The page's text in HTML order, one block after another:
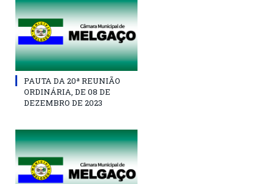
PAUTA DA 20ª REUNIÃO
ORDINÁRIA, DE 08 DE
DEZEMBRO DE 2023